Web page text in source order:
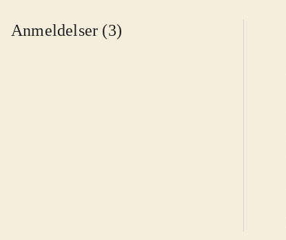
Anmeldelser (3)